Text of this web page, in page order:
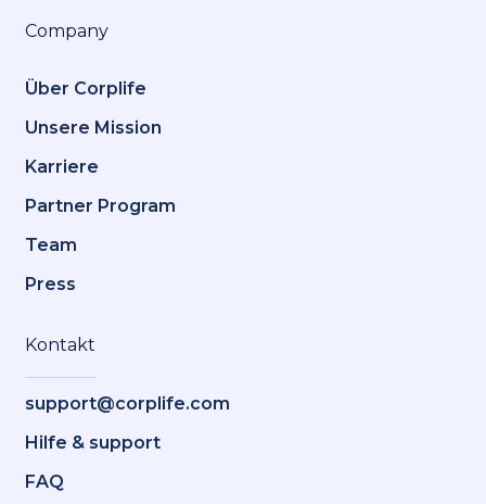
Company
Über Corplife
Unsere Mission
Karriere
Partner Program
Team
Press
Kontakt
support@corplife.com
Hilfe & support
FAQ